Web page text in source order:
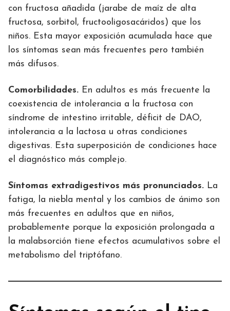
con fructosa añadida (jarabe de maíz de alta
fructosa, sorbitol, fructooligosacáridos) que los
niños. Esta mayor exposición acumulada hace que
los síntomas sean más frecuentes pero también
más difusos.
Comorbilidades. En adultos es más frecuente la
coexistencia de intolerancia a la fructosa con
síndrome de intestino irritable, déficit de DAO,
intolerancia a la lactosa u otras condiciones
digestivas. Esta superposición de condiciones hace
el diagnóstico más complejo.
Síntomas extradigestivos más pronunciados. La
fatiga, la niebla mental y los cambios de ánimo son
más frecuentes en adultos que en niños,
probablemente porque la exposición prolongada a
la malabsorción tiene efectos acumulativos sobre el
metabolismo del triptófano.